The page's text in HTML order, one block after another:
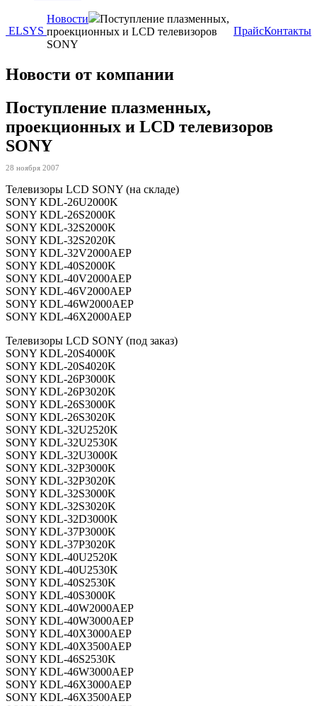
ELSYS
Новости
Поступление плазменных,
проекционных и LCD телевизоров
SONY
ПрайсКонтакты
Новости от компании
Поступление плазменных,
проекционных и LCD телевизоров
SONY
28 ноября 2007
Телевизоры LCD SONY (на складе)
SONY KDL-26U2000K
SONY KDL-26S2000K
SONY KDL-32S2000K
SONY KDL-32S2020K
SONY KDL-32V2000AEP
SONY KDL-40S2000K
SONY KDL-40V2000AEP
SONY KDL-46V2000AEP
SONY KDL-46W2000AEP
SONY KDL-46X2000AEP
Телевизоры LCD SONY (под заказ)
SONY KDL-20S4000K
SONY KDL-20S4020K
SONY KDL-26P3000K
SONY KDL-26P3020K
SONY KDL-26S3000K
SONY KDL-26S3020K
SONY KDL-32U2520K
SONY KDL-32U2530K
SONY KDL-32U3000K
SONY KDL-32P3000K
SONY KDL-32P3020K
SONY KDL-32S3000K
SONY KDL-32S3020K
SONY KDL-32D3000K
SONY KDL-37P3000K
SONY KDL-37P3020K
SONY KDL-40U2520K
SONY KDL-40U2530K
SONY KDL-40S2530K
SONY KDL-40S3000K
SONY KDL-40W2000AEP
SONY KDL-40W3000AEP
SONY KDL-40X3000AEP
SONY KDL-40X3500AEP
SONY KDL-46S2530K
SONY KDL-46W3000AEP
SONY KDL-46X3000AEP
SONY KDL-46X3500AEP